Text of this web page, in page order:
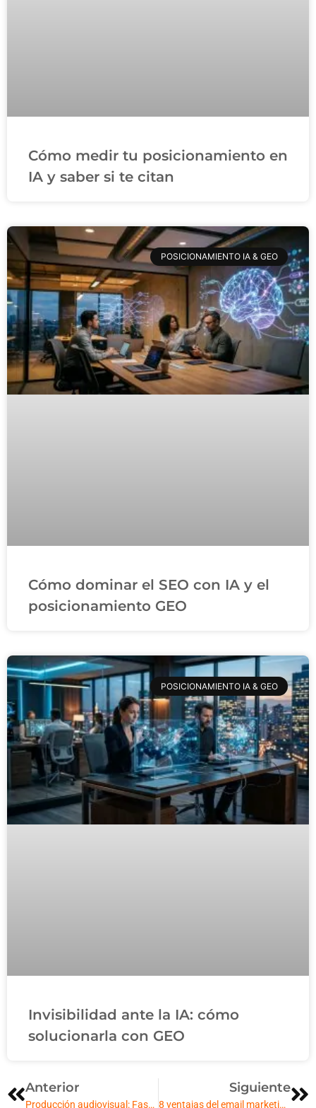
Cómo medir tu posicionamiento en
IA y saber si te citan
POSICIONAMIENTO IA & GEO
Cómo dominar el SEO con IA y el
posicionamiento GEO
POSICIONAMIENTO IA & GEO
Invisibilidad ante la IA: cómo
solucionarla con GEO
Anterior
Producción audiovisual: Fases y consejos básicos que debes conocer
Siguiente
8 ventajas del email marketing para tu empresa que debes conocer